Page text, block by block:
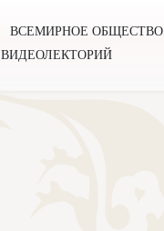
ВСЕМИРНОЕ ОБЩЕСТВО
ВИДЕОЛЕКТОРИЙ